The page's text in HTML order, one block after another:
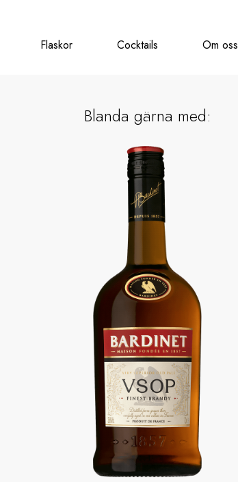
Flaskor Cocktails Om oss
Blanda gärna med: